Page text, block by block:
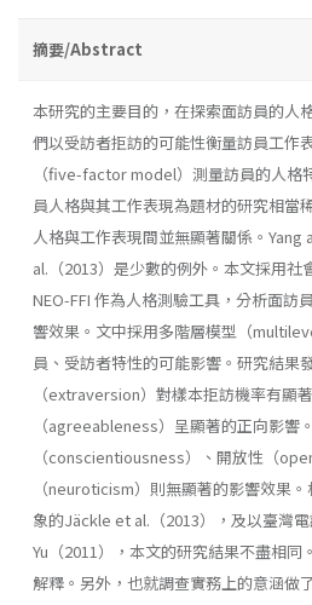
摘要/Abstract
本研究的主要目的，在探索面訪員的人
們以受訪者拒訪的可能性衡量訪員工作
（five-factor model）測量訪員的人格
員人格與其工作表現為題材的研究相當
人格與工作表現間並無顯著關係。
al.（2013）是少數的例外。本文採用社
NEO-FFI 作為人格測驗工具，分析面訪
響效果。文中採用多階層模型（
員、受訪者特性的可能影響。研究結果
（extraversion）對樣本拒訪機率有顯
（agreeableness）呈顯著的正向影響
（conscientiousness）、開放性（
（neuroticism）則無顯著的影響效果
象的Jäckle et al.（2013），及以臺灣
Yu（2011），本文的研究結果不盡相
解釋。另外，也就調查實務上的意涵做